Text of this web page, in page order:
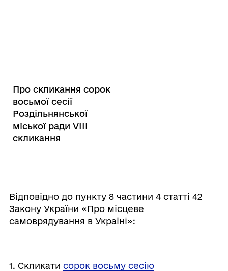
Про скликання сорок
восьмої сесії
Роздільнянської
міської ради VIІІ
скликання
Відповідно до пункту 8 частини 4 статті 42
Закону України «Про місцеве
самоврядування в Україні»:
1. Скликати сорок восьму сесію